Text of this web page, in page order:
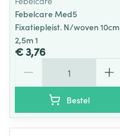
Febelcare Med5
Fixatiepleist. N/woven 10cm
2,5m 1
€ 3,76
Bestel